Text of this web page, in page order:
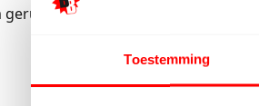
Toestemming
gerust contact met ons op voor